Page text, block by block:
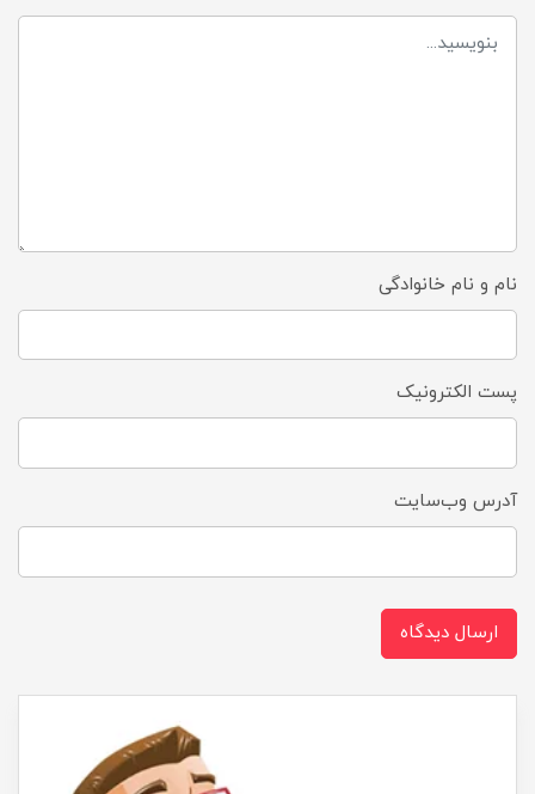
نام و نام خانوادگی
پست الکترونیک
آدرس وب‌سایت
ارسال دیدگاه